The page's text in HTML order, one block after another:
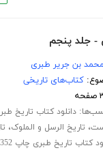
- جلد پنجم
محمد بن جریر طبری
کتاب‌های تاریخی
دانلود کتاب تاریخ
، تاریخ الرسل و الملوک،
کتاب تاریخ طبری چاپ 1352